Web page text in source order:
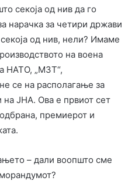
секоја од нив да го
нарачка за четири држави
од нив, нели? Имаме
на воена
НАТО, „МЗТ“,
се на располагање за
на ЈНА. Ова е првиот сет
премиерот и
– дали воопшто сме